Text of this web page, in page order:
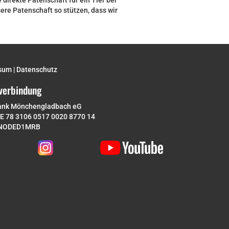
Patenschaft so stützen, dass wir
| Datenschutz
Mönchengladbach eG
78 3106 0517 0020 8770 14